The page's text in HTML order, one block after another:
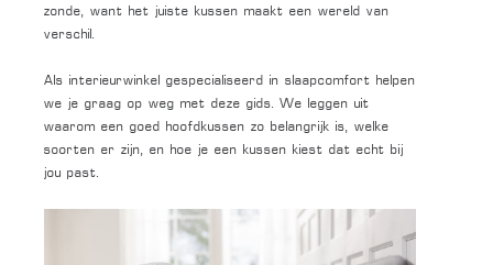
zonde, want het juiste kussen maakt een wereld van
verschil.
Als interieurwinkel gespecialiseerd in slaapcomfort helpen
we je graag op weg met deze gids. We leggen uit
waarom een goed hoofdkussen zo belangrijk is, welke
soorten er zijn, en hoe je een kussen kiest dat echt bij
jou past.